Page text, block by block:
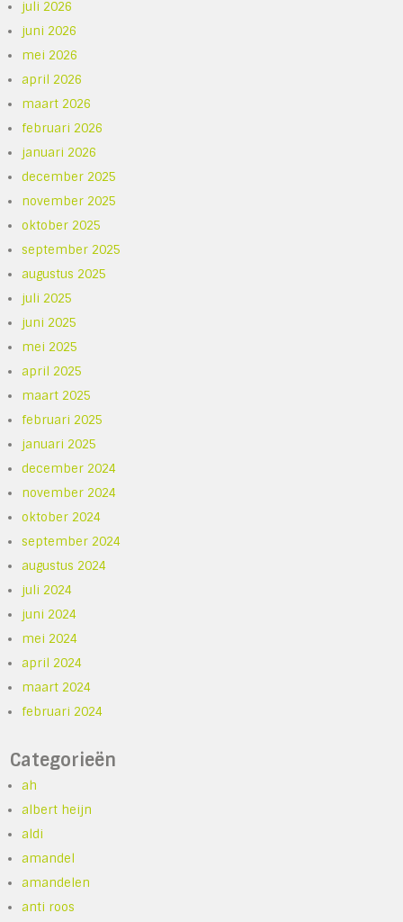
juli 2026
juni 2026
mei 2026
april 2026
maart 2026
februari 2026
januari 2026
december 2025
november 2025
oktober 2025
september 2025
augustus 2025
juli 2025
juni 2025
mei 2025
april 2025
maart 2025
februari 2025
januari 2025
december 2024
november 2024
oktober 2024
september 2024
augustus 2024
juli 2024
juni 2024
mei 2024
april 2024
maart 2024
februari 2024
Categorieën
ah
albert heijn
aldi
amandel
amandelen
anti roos